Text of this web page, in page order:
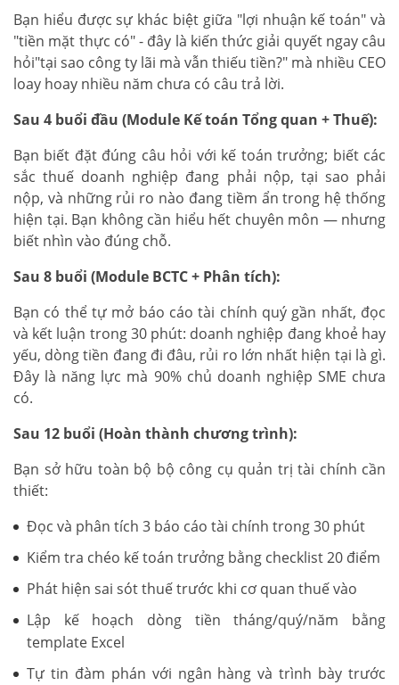
Bạn hiểu được sự khác biệt giữa "lợi nhuận kế toán" và
"tiền mặt thực có" - đây là kiến thức giải quyết ngay câu
hỏi"tại sao công ty lãi mà vẫn thiếu tiền?" mà nhiều CEO
loay hoay nhiều năm chưa có câu trả lời.
Sau 4 buổi đầu (Module Kế toán Tổng quan + Thuế):
Bạn biết đặt đúng câu hỏi với kế toán trưởng; biết các
sắc thuế doanh nghiệp đang phải nộp, tại sao phải
nộp, và những rủi ro nào đang tiềm ẩn trong hệ thống
hiện tại. Bạn không cần hiểu hết chuyên môn — nhưng
biết nhìn vào đúng chỗ.
Sau 8 buổi (Module BCTC + Phân tích):
Bạn có thể tự mở báo cáo tài chính quý gần nhất, đọc
và kết luận trong 30 phút: doanh nghiệp đang khoẻ hay
yếu, dòng tiền đang đi đâu, rủi ro lớn nhất hiện tại là gì.
Đây là năng lực mà 90% chủ doanh nghiệp SME chưa
có.
Sau 12 buổi (Hoàn thành chương trình):
Bạn sở hữu toàn bộ bộ công cụ quản trị tài chính cần
thiết:
Đọc và phân tích 3 báo cáo tài chính trong 30 phút
Kiểm tra chéo kế toán trưởng bằng checklist 20 điểm
Phát hiện sai sót thuế trước khi cơ quan thuế vào
Lập kế hoạch dòng tiền tháng/quý/năm bằng
template Excel
Tự tin đàm phán với ngân hàng và trình bày trước